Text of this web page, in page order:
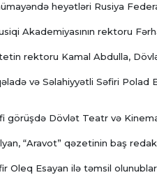
heyətləri Rusiya
Akademiyasının rektoru
rektoru Kamal Abdulla,
və Səlahiyyətli Səfiri Polad
görüşdə Dövlət Teatr və
“Aravot” qəzetinin baş
Oleq Esayan ilə təmsil